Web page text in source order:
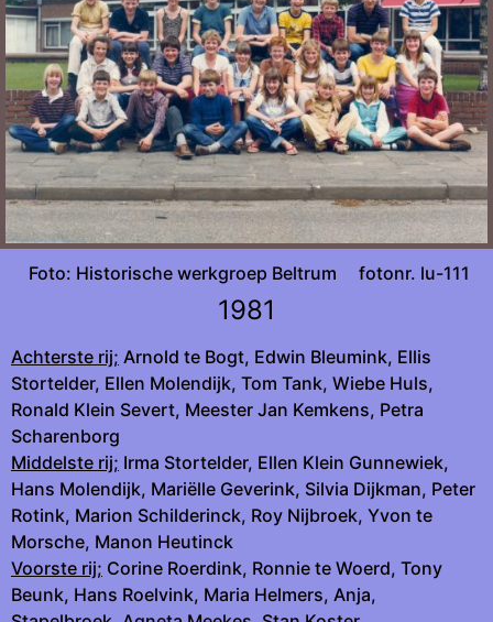
Foto: Historische werkgroep Beltrum fotonr. lu-111
1981
Achterste rij; Arnold te Bogt, Edwin Bleumink, Ellis
Stortelder, Ellen Molendijk, Tom Tank, Wiebe Huls,
Ronald Klein Severt, Meester Jan Kemkens, Petra
Scharenborg
Middelste rij; Irma Stortelder, Ellen Klein Gunnewiek,
Hans Molendijk, Mariëlle Geverink, Silvia Dijkman, Peter
Rotink, Marion Schilderinck, Roy Nijbroek, Yvon te
Morsche, Manon Heutinck
Voorste rij; Corine Roerdink, Ronnie te Woerd, Tony
Beunk, Hans Roelvink, Maria Helmers, Anja,